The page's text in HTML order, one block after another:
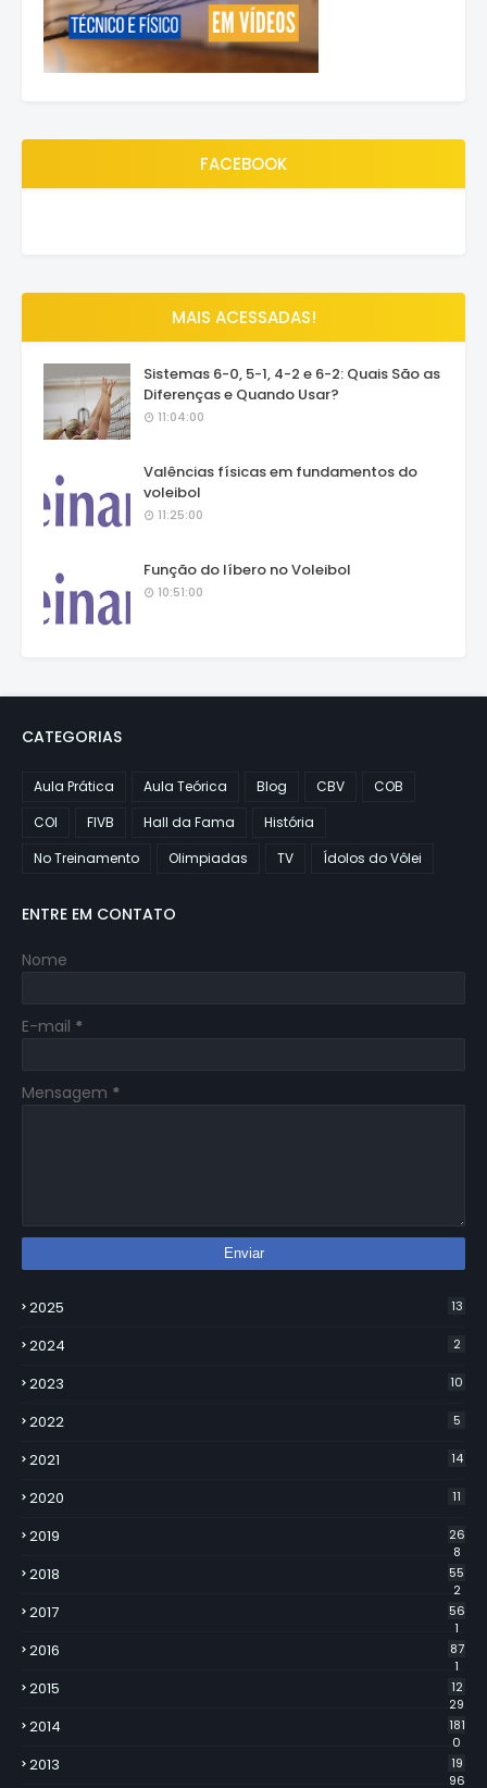
FACEBOOK
MAIS ACESSADAS!
Sistemas 6-0, 5-1, 4-2 e 6-2: Quais São as
Diferenças e Quando Usar?
11:04:00
Valências físicas em fundamentos do
voleibol
11:25:00
Função do líbero no Voleibol
10:51:00
CATEGORIAS
Aula Prática Aula Teórica Blog CBV
COB
COI
FIVB Hall da Fama
História
No Treinamento
Olimpiadas TV Ídolos do Vôlei
ENTRE EM CONTATO
Nome
E-mail *
Mensagem *
2025 13
2024 2
2023 10
2022 5
2021 14
2020 11
2019
26
8
2018
55
2
2017
56
1
2016
87
1
2015
12
29
2014
181
0
2013
19
96